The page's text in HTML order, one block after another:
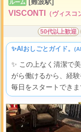
ルーム [難波駅]
VISCONTI （ヴィスコ
50代以上歓迎
✨AIおしごとガイド。
✨ この上なく清潔で
がら働けるから、経
毎日をスタートできま